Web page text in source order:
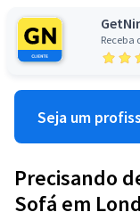
Receba
Seja um
Precisando
Sofá em